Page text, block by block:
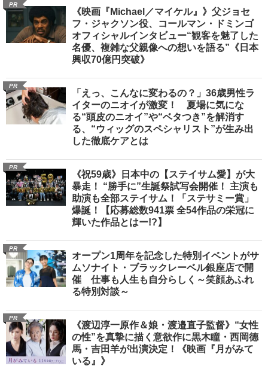
PR
《映画『Michael／マイケル』》父ジョセ
フ・ジャクソン役、コールマン・ドミンゴ
オフィシャルインタビュー“観客を魅了した
名優、複雑な父親像への想いを語る”《日本
興収70億円突破》
PR
「えっ、こんなに変わるの？」36歳男性ラ
イターのニオイが激変！ 夏場に気にな
る“頭皮のニオイ”や“ベタつき”を解消す
る、“ウィッグのスペシャリスト”が生み出
した徹底ケアとは
PR
《祝59歳》日本中の【ステイサム愛】が大
暴走！ “勝手に”生誕祭試写会開催！ 主演も
助演も全部ステイサム！「ステサミー賞」
爆誕！【応募総数941票 全54作品の栄冠に
輝いた作品とはー!?】
PR
オープン1周年を記念した特別イベントがサ
ムソナイト・ブラックレーベル銀座店で開
催 仕事も人生も自分らしく～笑顔あふれ
る特別対談～
PR
《渡辺淳一原作＆娘・渡邉直子監督》“女性
の性”を真摯に描く意欲作に黒木瞳・西岡德
馬・吉田羊が出演決定！《映画『月がみて
いる』》